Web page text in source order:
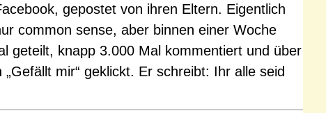
gepostet von ihren Eltern. Eigentlich
common sense, aber binnen einer Woche
geteilt, knapp 3.000 Mal kommentiert und über
mir“ geklickt. Er schreibt: Ihr alle seid